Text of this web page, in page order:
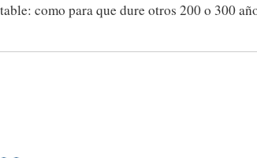
como para que dure otros 200 o 300